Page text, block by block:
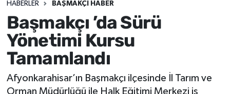
HABERLER BAŞMAKÇI HABER
Başmakçı ’da Sürü
Yönetimi Kursu
Tamamlandı
Afyonkarahisar’ın Başmakçı ilçesinde İl Tarım ve
Orman Müdürlüğü ile Halk Eğitimi Merkezi iş
Sağlık
Eğitim